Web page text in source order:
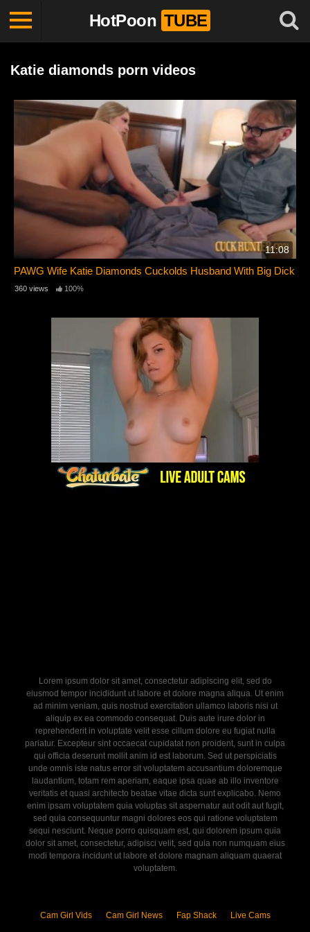
HotPoon TUBE
Katie diamonds porn videos
11:08
PAWG Wife Katie Diamonds Cuckolds Husband With Big Dick
360 views 100%
Lorem ipsum dolor sit amet, consectetur adipiscing elit, sed do
eiusmod tempor incididunt ut labore et dolore magna aliqua. Ut enim
ad minim veniam, quis nostrud exercitation ullamco laboris nisi ut
aliquip ex ea commodo consequat. Duis aute irure dolor in
reprehenderit in voluptate velit esse cillum dolore eu fugiat nulla
pariatur. Excepteur sint occaecat cupidatat non proident, sunt in culpa
qui officia deserunt mollit anim id est laborum. Sed ut perspiciatis
unde omnis iste natus error sit voluptatem accusantium doloremque
laudantium, totam rem aperiam, eaque ipsa quae ab illo inventore
veritatis et quasi architecto beatae vitae dicta sunt explicabo. Nemo
enim ipsam voluptatem quia voluptas sit aspernatur aut odit aut fugit,
sed quia consequuntur magni dolores eos qui ratione voluptatem
sequi nesciunt. Neque porro quisquam est, qui dolorem ipsum quia
dolor sit amet, consectetur, adipisci velit, sed quia non numquam eius
modi tempora incidunt ut labore et dolore magnam aliquam quaerat
voluptatem.
Cam Girl Vids Cam Girl News Fap Shack Live Cams